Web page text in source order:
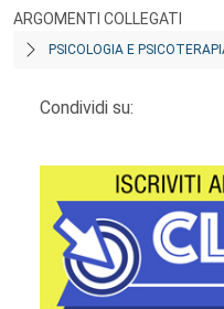
ARGOMENTI COLLEGATI
PSICOLOGIA E
Condividi su: